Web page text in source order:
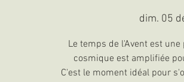
dim. 05
Le temps de l'Avent est
cosmique est amplifiée
C'est le moment idéal pour